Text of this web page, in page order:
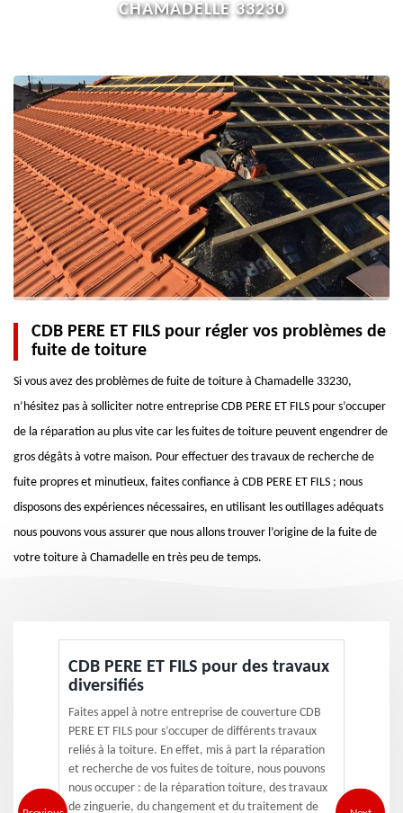
CHAMADELLE 33230
CDB PERE ET FILS pour régler vos problèmes de
fuite de toiture
Si vous avez des problèmes de fuite de toiture à Chamadelle 33230,
n’hésitez pas à solliciter notre entreprise CDB PERE ET FILS pour s’occuper
de la réparation au plus vite car les fuites de toiture peuvent engendrer de
gros dégâts à votre maison. Pour effectuer des travaux de recherche de
fuite propres et minutieux, faites confiance à CDB PERE ET FILS ; nous
disposons des expériences nécessaires, en utilisant les outillages adéquats
nous pouvons vous assurer que nous allons trouver l’origine de la fuite de
votre toiture à Chamadelle en très peu de temps.
CDB PERE ET FILS pour des travaux
diversifiés
Faites appel à notre entreprise de couverture CDB
PERE ET FILS pour s’occuper de différents travaux
reliés à la toiture. En effet, mis à part la réparation
et recherche de vos fuites de toiture, nous pouvons
nous occuper : de la réparation toiture, des travaux
de zinguerie, du changement et du traitement de